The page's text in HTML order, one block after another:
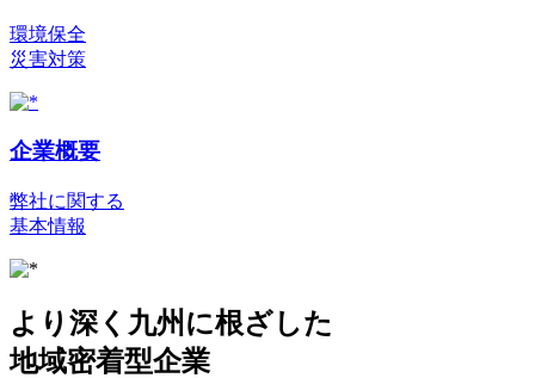
環境保全
災害対策
企業概要
弊社に関する
基本情報
より深く九州に根ざした
地域密着型企業